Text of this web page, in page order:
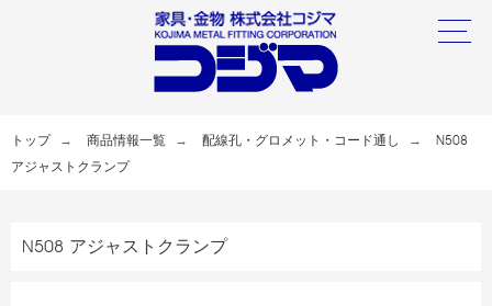
トップ 商品情報一覧 配線孔・グロメット・コード通し
N508
アジャストクランプ
N508 アジャストクランプ